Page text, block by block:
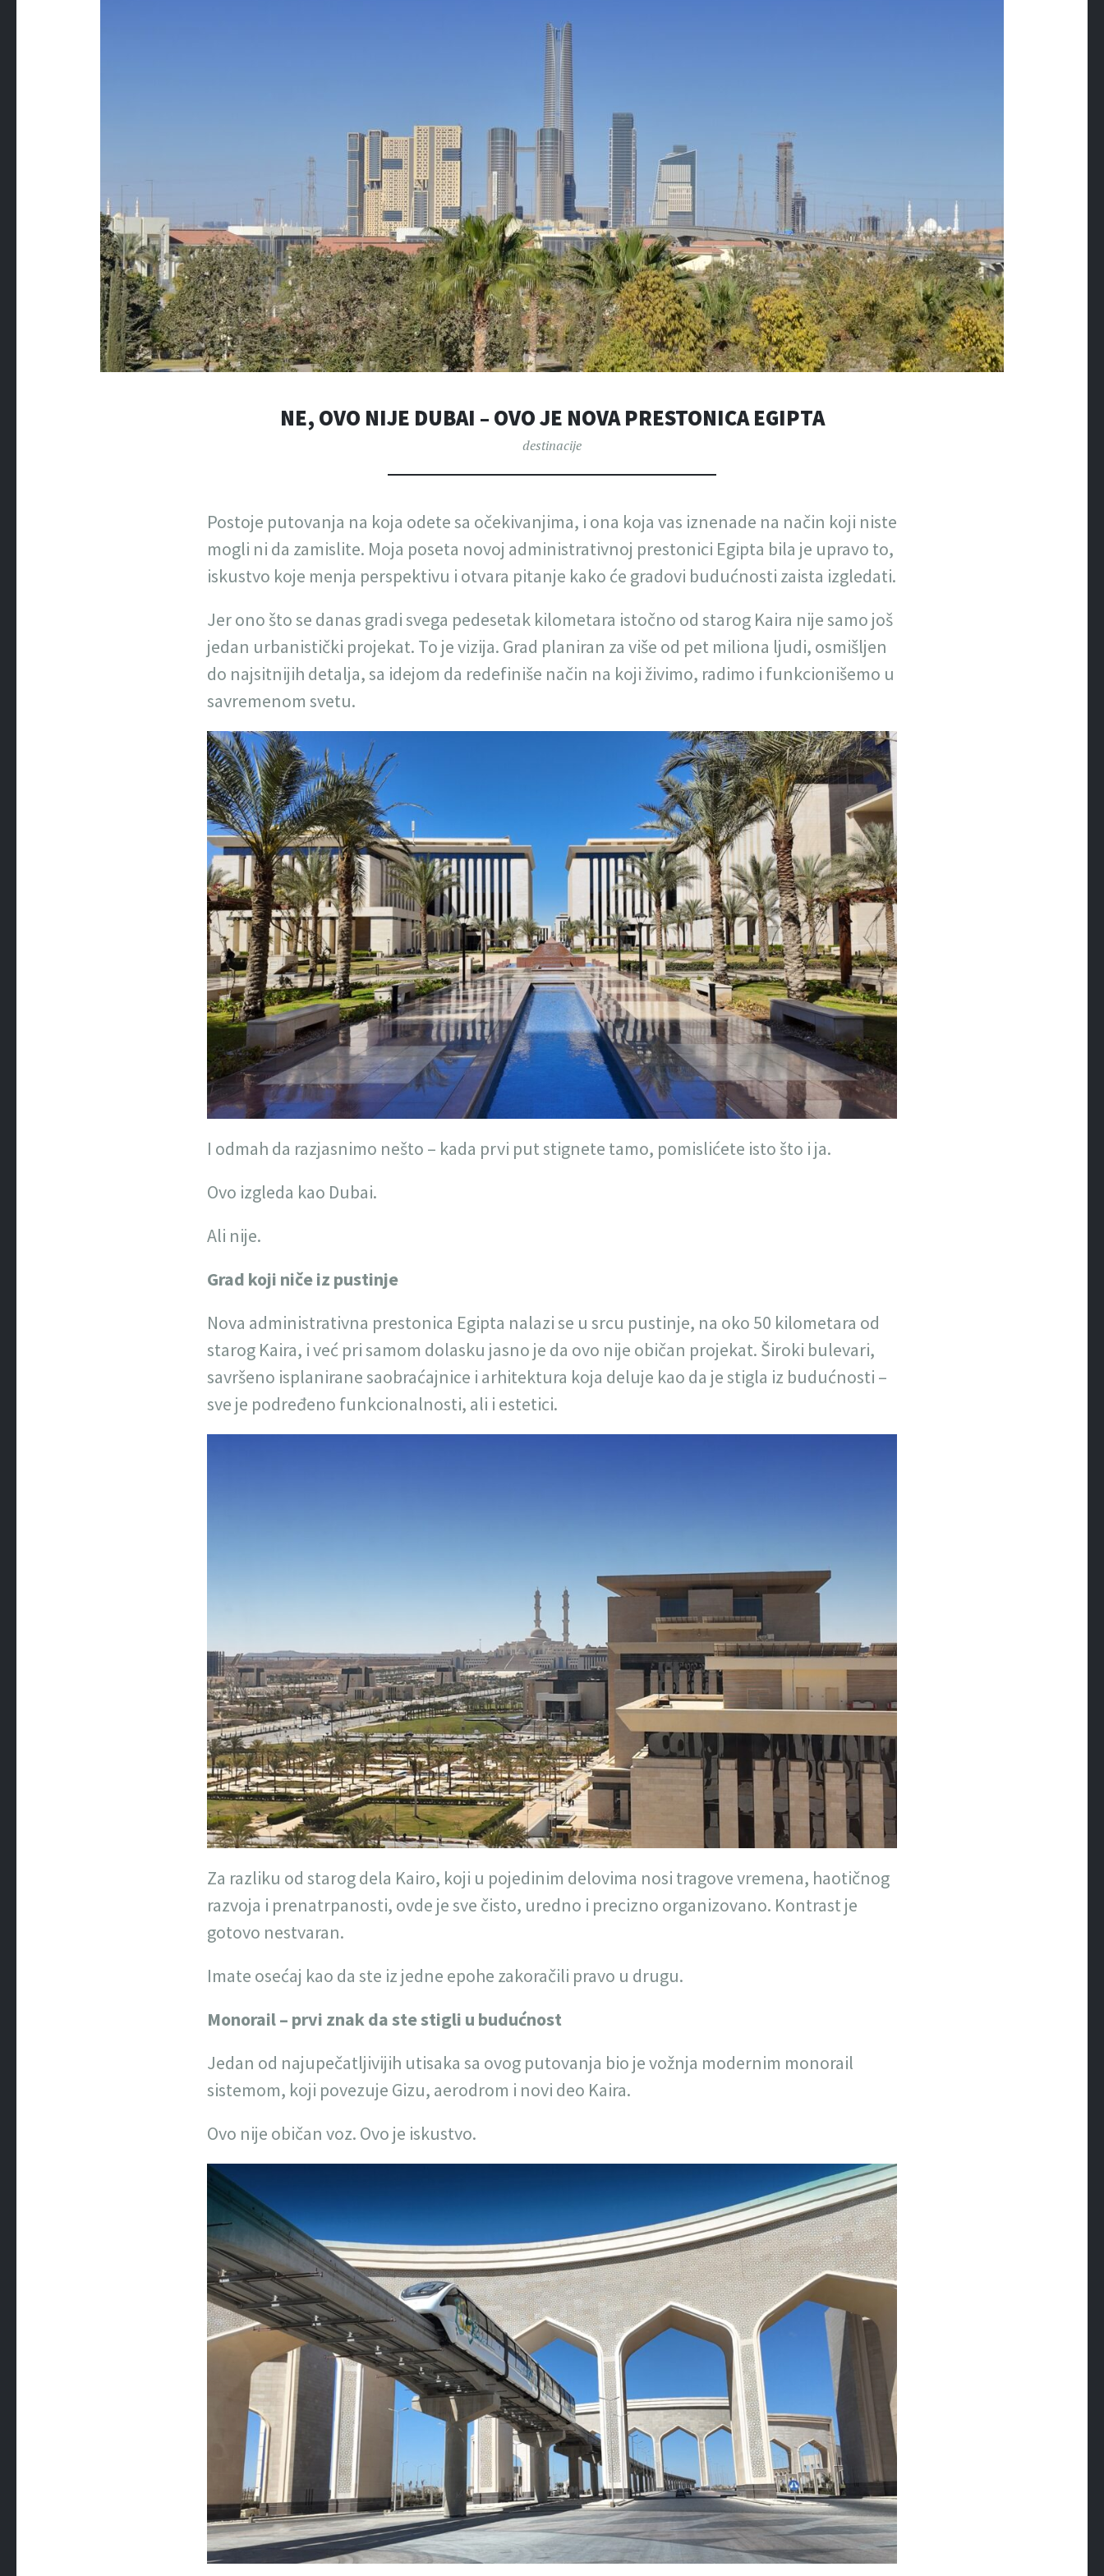
NE, OVO NIJE DUBAI – OVO JE NOVA PRESTONICA EGIPTA
destinacije
Postoje putovanja na koja odete sa očekivanjima, i ona koja vas iznenade na način koji niste
mogli ni da zamislite. Moja poseta novoj administrativnoj prestonici Egipta bila je upravo to,
iskustvo koje menja perspektivu i otvara pitanje kako će gradovi budućnosti zaista izgledati.
Jer ono što se danas gradi svega pedesetak kilometara istočno od starog Kaira nije samo još
jedan urbanistički projekat. To je vizija. Grad planiran za više od pet miliona ljudi, osmišljen
do najsitnijih detalja, sa idejom da redefiniše način na koji živimo, radimo i funkcionišemo u
savremenom svetu.
I odmah da razjasnimo nešto – kada prvi put stignete tamo, pomislićete isto što i ja.
Ovo izgleda kao Dubai.
Ali nije.
Grad koji niče iz pustinje
Nova administrativna prestonica Egipta nalazi se u srcu pustinje, na oko 50 kilometara od
starog Kaira, i već pri samom dolasku jasno je da ovo nije običan projekat. Široki bulevari,
savršeno isplanirane saobraćajnice i arhitektura koja deluje kao da je stigla iz budućnosti –
sve je podređeno funkcionalnosti, ali i estetici.
Za razliku od starog dela Kairo, koji u pojedinim delovima nosi tragove vremena, haotičnog
razvoja i prenatrpanosti, ovde je sve čisto, uredno i precizno organizovano. Kontrast je
gotovo nestvaran.
Imate osećaj kao da ste iz jedne epohe zakoračili pravo u drugu.
Monorail – prvi znak da ste stigli u budućnost
Jedan od najupečatljivijih utisaka sa ovog putovanja bio je vožnja modernim monorail
sistemom, koji povezuje Gizu, aerodrom i novi deo Kaira.
Ovo nije običan voz. Ovo je iskustvo.